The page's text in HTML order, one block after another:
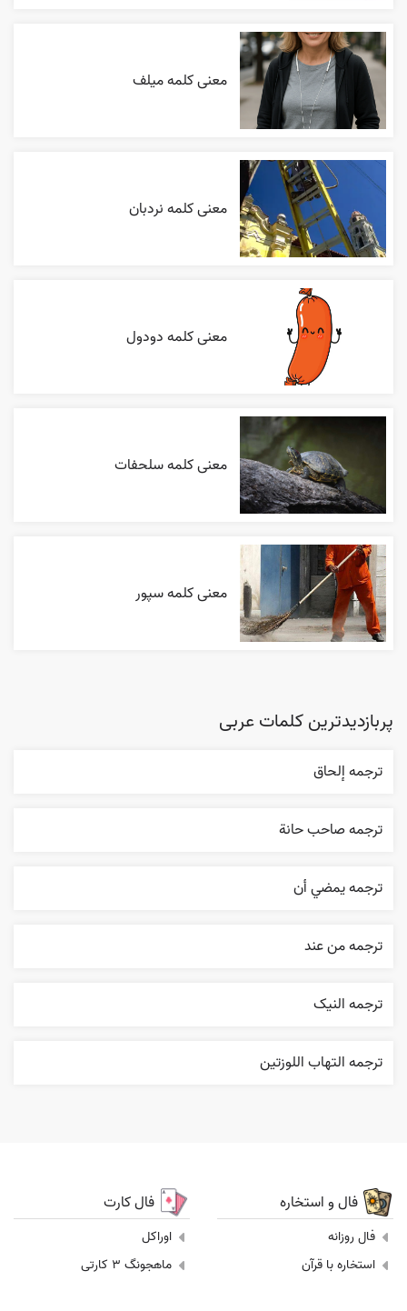
معنی کلمه میلف
معنی کلمه نردبان
معنی کلمه دودول
معنی کلمه سلحفات
معنی کلمه سپور
پربازدیدترین کلمات عربی
ترجمه إلحاق
ترجمه صاحب حانة
ترجمه يمضي أن
ترجمه من عند
ترجمه النیک
ترجمه التهاب اللوزتين
فال و استخاره
فال روزانه
استخاره با قرآن
فال کارت
اوراکل
ماهجونگ 3 کارتی